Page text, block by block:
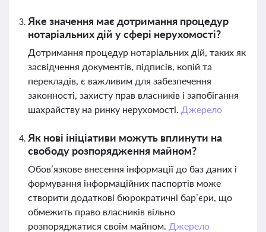
Яке значення має дотримання процедур
нотаріальних дій у сфері нерухомості?
Дотримання процедур нотаріальних дій, таких як
засвідчення документів, підписів, копій та
перекладів, є важливим для забезпечення
законності, захисту прав власників і запобігання
шахрайству на ринку нерухомості. Джерело
Як нові ініціативи можуть вплинути на
свободу розпорядження майном?
Обов’язкове внесення інформації до баз даних і
формування інформаційних паспортів може
створити додаткові бюрократичні бар’єри, що
обмежить право власників вільно
розпоряджатися своїм майном. Джерело